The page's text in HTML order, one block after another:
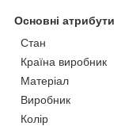
Основні атрибути
Стан
Країна виробник
Матеріал
Виробник
Колір